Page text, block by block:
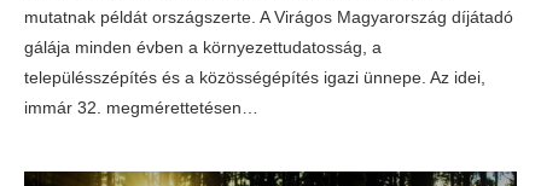
mutatnak példát országszerte. A Virágos Magyarország díjátadó
gálája minden évben a környezettudatosság, a
településszépítés és a közösségépítés igazi ünnepe. Az idei,
immár 32. megmérettetésen…